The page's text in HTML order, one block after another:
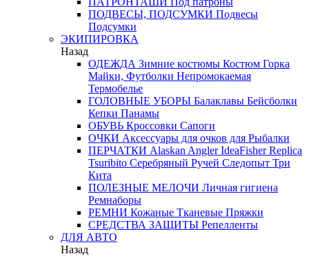
ПОДВЕСЫ, ПОДСУМКИ Подвесы
Подсумки
ЭКИПИРОВКА
Назад
ОДЕЖДА Зимние костюмы Костюм Горка
Майки, Футболки Непромокаемая
Термобелье
ГОЛОВНЫЕ УБОРЫ Балаклавы Бейсболки
Кепки Панамы
ОБУВЬ Кроссовки Сапоги
ОЧКИ Аксессуары для очков для Рыбалки
ПЕРЧАТКИ Alaskan AnglerIdeaFisherReplica
Tsuribito Серебряный Ручей Следопыт Три
Кита
ПОЛЕЗНЫЕ МЕЛОЧИ Личная гигиена
Ремнаборы
РЕМНИ Кожаные Тканевые Пряжки
СРЕДСТВА ЗАЩИТЫ Репелленты
ДЛЯ АВТО
Назад